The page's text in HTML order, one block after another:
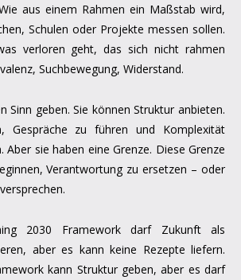
aus einem Rahmen ein Maßstab wird,
Schulen oder Projekte messen sollen.
verloren geht, das sich nicht rahmen
Suchbewegung, Widerstand.
Sinn geben. Sie können Struktur anbieten.
Gespräche zu führen und Komplexität
Aber sie haben eine Grenze. Diese Grenze
Verantwortung zu ersetzen – oder
2030 Framework darf Zukunft als
aber es kann keine Rezepte liefern.
kann Struktur geben, aber es darf